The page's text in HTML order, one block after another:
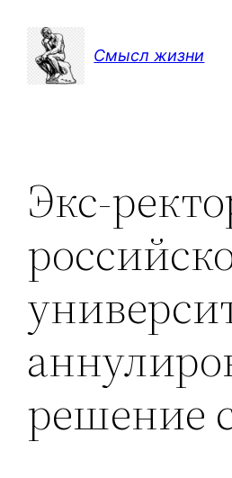
содержимому
Смысл жизни
Экс-
решение